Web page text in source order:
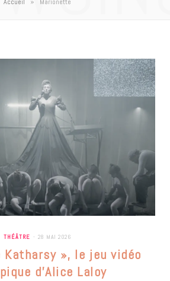
THÉÂTRE 28 MAI 2026
Katharsy », le jeu vidéo
d’Alice Laloy